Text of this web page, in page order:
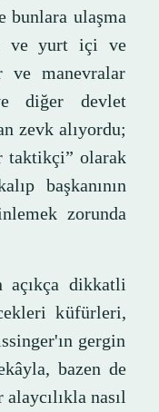
bunlara ulaşma
ve yurt içi ve
ve manevralar
diğer devlet
zevk alıyordu;
taktikçi” olarak
başkanının
zorunda
açıkça dikkatli
küfürleri,
gergin
bazen de
nasıl